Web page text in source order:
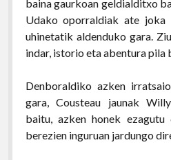
baina gaurkoan geldialditxo
Udako oporraldiak ate
uhinetatik aldenduko gara.
indar, istorio eta abentura
Denboraldiko azken
gara, Cousteau jaunak
baitu, azken honek
berezien inguruan jardungo